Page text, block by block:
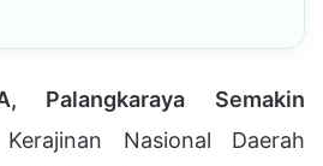
Palangkaraya Semakin
Nasional Daerah